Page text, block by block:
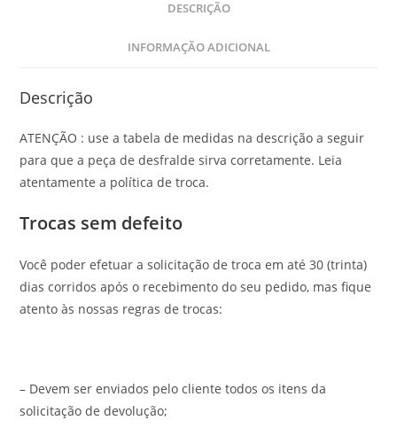
DESCRIÇÃO
INFORMAÇÃO ADICIONAL
Descrição
ATENÇÃO : use a tabela de medidas na descrição a seguir
para que a peça de desfralde sirva corretamente. Leia
atentamente a política de troca.
Trocas sem defeito
Você poder efetuar a solicitação de troca em até 30 (trinta)
dias corridos após o recebimento do seu pedido, mas fique
atento às nossas regras de trocas:
– Devem ser enviados pelo cliente todos os itens da
solicitação de devolução;